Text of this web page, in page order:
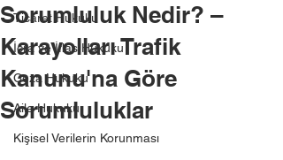
Ticaret Hukuku
İcra ve İflas Hukuku
Ceza Hukuku
Aile Hukuku
Kişisel Verilerin Korunması
Sorumluluk Nedir? –
Karayolları Trafik
Kanunu'na Göre
Sorumluluklar